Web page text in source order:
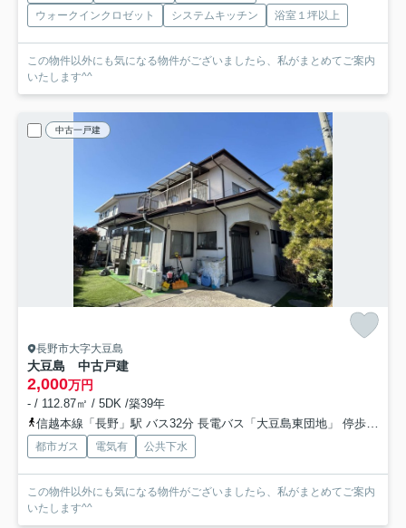
ウォークインクロゼット
システムキッチン 浴室１坪以上
この物件以外にも気になる物件がございましたら、私がまとめてご案内
いたします^^
中古一戸建
長野市大字大豆島
大豆島 中古戸建
2,000万円
- / 112.87㎡ / 5DK /築39年
信越本線「長野」駅 バス32分 長電バス「大豆島東団地」 停歩1分車15分 7.3km
都市ガス 電気有 公共下水
この物件以外にも気になる物件がございましたら、私がまとめてご案内
いたします^^